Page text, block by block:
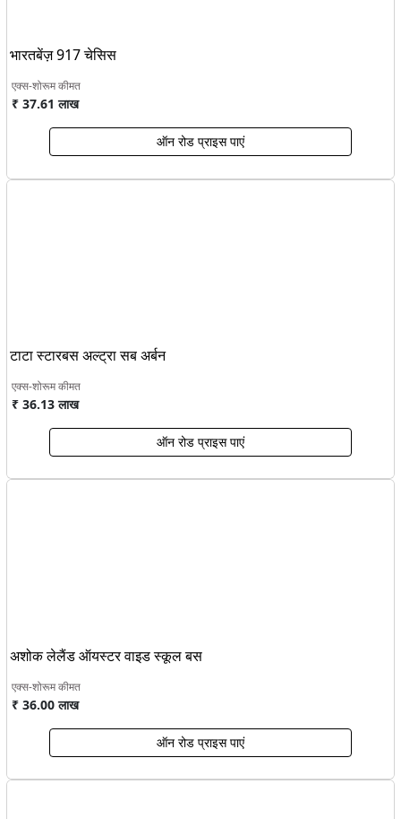
भारतबेंज़ 917 चेसिस
एक्स-शोरूम कीमत
₹ 37.61 लाख
ऑन रोड प्राइस पाएं
टाटा स्टारबस अल्ट्रा सब अर्बन
एक्स-शोरूम कीमत
₹ 36.13 लाख
ऑन रोड प्राइस पाएं
अशोक लेलैंड ऑयस्टर वाइड स्कूल बस
एक्स-शोरूम कीमत
₹ 36.00 लाख
ऑन रोड प्राइस पाएं